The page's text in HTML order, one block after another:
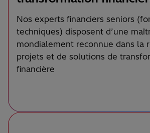
Nos experts financiers seniors
techniques) disposent d’une
mondialement reconnue dans la
projets et de solutions de
financière